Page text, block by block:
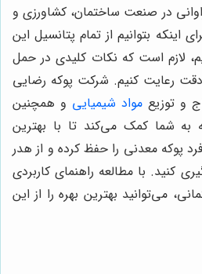
در صنعت ساختمان، کشاورزی و
اینکه بتوانیم از تمام پتانسیل این
لازم است که نکات کلیدی در حمل
دقت رعایت کنیم. شرکت پوکه رضایی
و توزیع مواد شیمیایی و همچنین
به شما کمک می‌کند تا با بهترین
پوکه معدنی را حفظ کرده و از هدر
کنید. با مطالعه راهنمای کاربردی
می‌توانید بهترین بهره را از این